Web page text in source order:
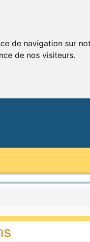
de navigation sur
de nos visiteurs.